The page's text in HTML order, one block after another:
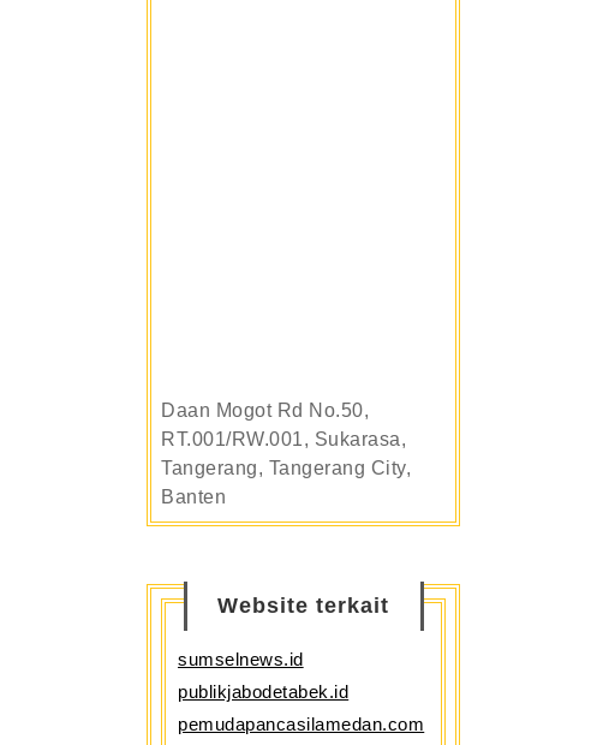
Daan Mogot Rd No.50,
RT.001/RW.001, Sukarasa,
Tangerang, Tangerang City,
Banten
Website terkait
sumselnews.id
publikjabodetabek.id
pemudapancasilamedan.com